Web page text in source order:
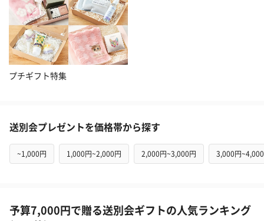
プチギフト特集
送別会プレゼントを価格帯から探す
~1,000円 1,000円~2,000円 2,000円~3,000円 3,000円
予算7,000円で贈る送別会ギフトの人気ランキング